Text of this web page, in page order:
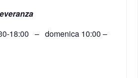
18:00 – domenica 10:00 –